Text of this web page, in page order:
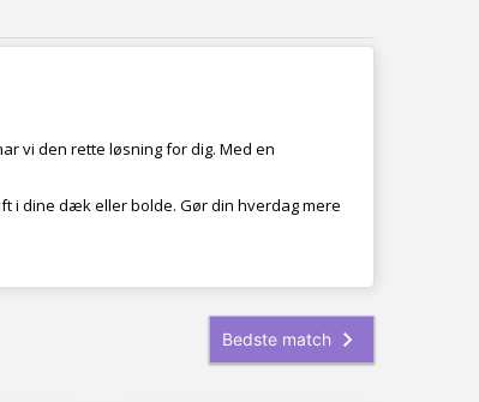
vi den rette løsning for dig. Med en
i dine dæk eller bolde. Gør din hverdag mere